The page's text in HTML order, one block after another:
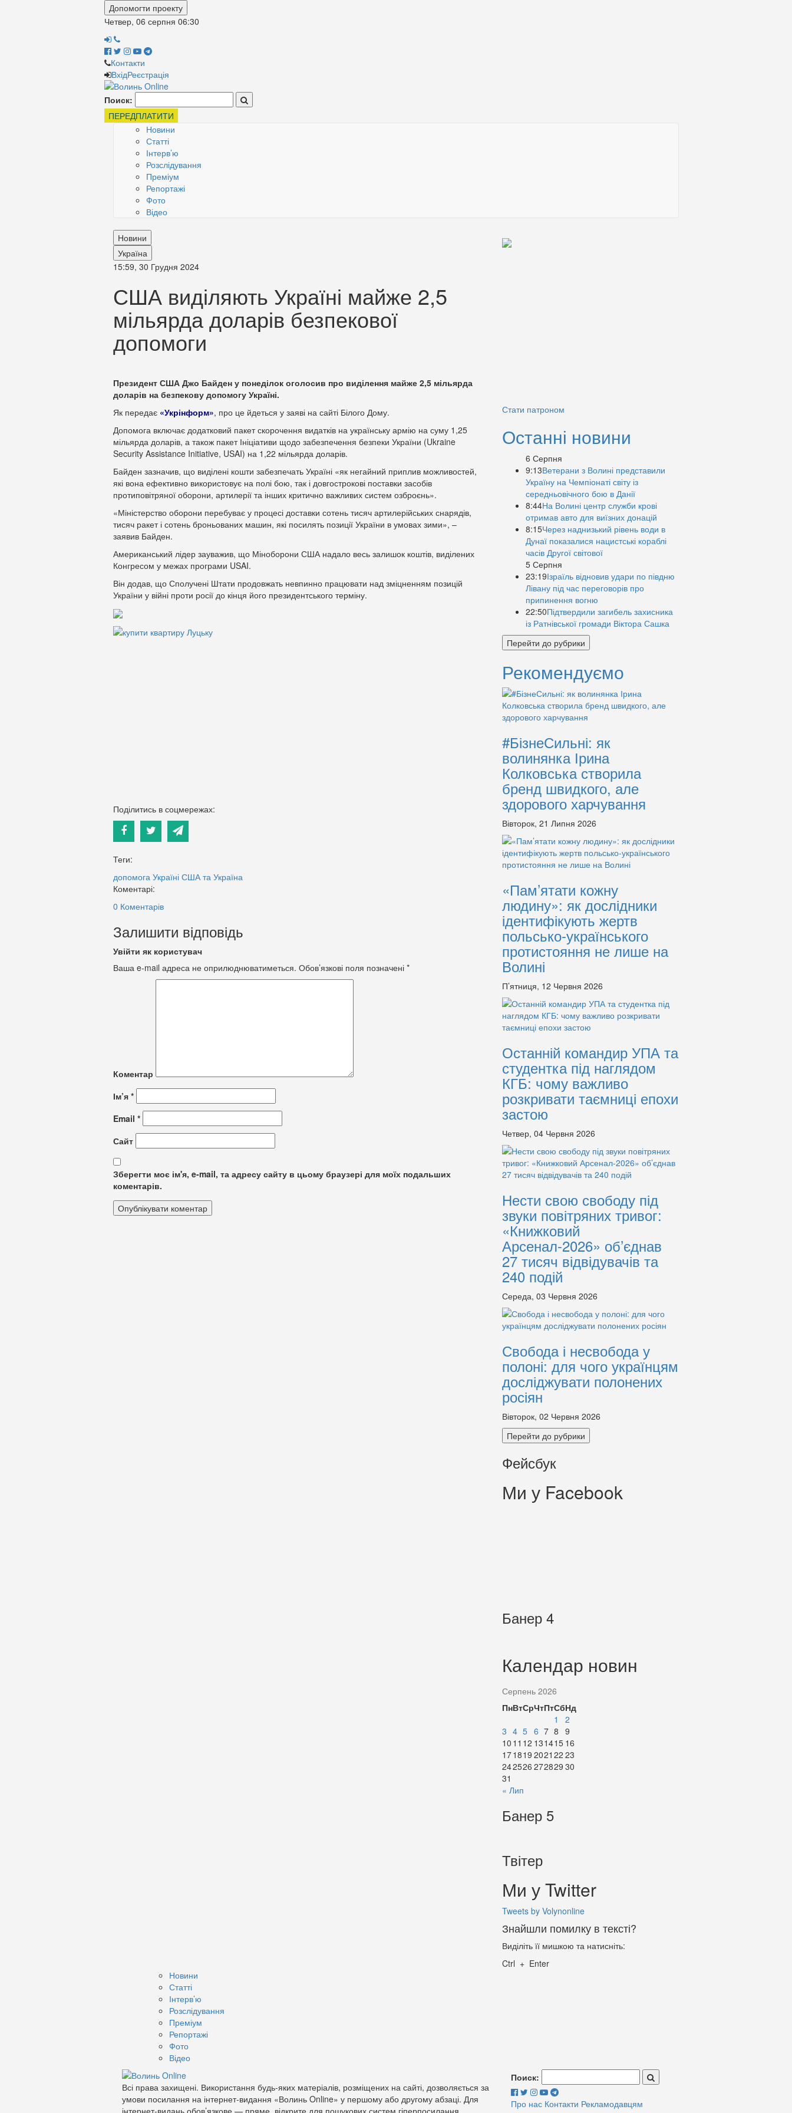
Допомогти проекту
Четвер, 06 серпня 06:30
Контакти
ВхідРеєстрація
Поиск:
ПЕРЕДПЛАТИТИ
Новини
Статті
Інтерв’ю
Розслідування
Преміум
Репортажі
Фото
Відео
Новини
Україна
15:59, 30 Грудня 2024
США виділяють Україні майже 2,5
мільярда доларів безпекової
допомоги
Президент США Джо Байден у понеділок оголосив про виділення майже 2,5 мільярда
доларів на безпекову допомогу Україні.
Як передає «Укрінформ», про це йдеться у заяві на сайті Білого Дому.
Допомога включає додатковий пакет скорочення видатків на українську армію на суму 1,25
мільярда доларів, а також пакет Ініціативи щодо забезпечення безпеки України (Ukraine
Security Assistance Initiative, USAI) на 1,22 мільярда доларів.
Байден зазначив, що виділені кошти забезпечать Україні «як негайний приплив можливостей,
які вона ефективно використовує на полі бою, так і довгострокові поставки засобів
протиповітряної оборони, артилерії та інших критично важливих систем озброєнь».
«Міністерство оборони перебуває у процесі доставки сотень тисяч артилерійських снарядів,
тисяч ракет і сотень броньованих машин, які посилять позиції України в умовах зими», –
заявив Байден.
Американський лідер зауважив, що Міноборони США надало весь залишок коштів, виділених
Конгресом у межах програми USAI.
Він додав, що Сполучені Штати продовжать невпинно працювати над зміцненням позицій
України у війні проти росії до кінця його президентського терміну.
Поділитись в соцмережах:
Теги:
допомога Україні США та Україна
Коментарі:
0 Коментарів
Залишити відповідь
Увійти як користувач
Ваша e-mail адреса не оприлюднюватиметься. Обов’язкові поля позначені *
Коментар
Ім’я *
Email *
Сайт
Зберегти моє ім'я, e-mail, та адресу сайту в цьому браузері для моїх подальших
коментарів.
Стати патроном
Останні новини
6 Серпня
9:13Ветерани з Волині представили
Україну на Чемпіонаті світу із
середньовічного бою в Данії
8:44На Волині центр служби крові
отримав авто для виїзних донацій
8:15Через наднизький рівень води в
Дунаї показалися нацистські кораблі
часів Другої світової
5 Серпня
23:19Ізраїль відновив удари по півдню
Лівану під час переговорів про
припинення вогню
22:50Підтвердили загибель захисника
із Ратнівської громади Віктора Сашка
Перейти до рубрики
Рекомендуємо
#БізнеСильні: як
волинянка Ірина
Колковська створила
бренд швидкого, але
здорового харчування
Вівторок, 21 Липня 2026
«Пам’ятати кожну
людину»: як дослідники
ідентифікують жертв
польсько-українського
протистояння не лише на
Волині
П’ятниця, 12 Червня 2026
Останній командир УПА та
студентка під наглядом
КГБ: чому важливо
розкривати таємниці епохи
застою
Четвер, 04 Червня 2026
Нести свою свободу під
звуки повітряних тривог:
«Книжковий
Арсенал-2026» об’єднав
27 тисяч відвідувачів та
240 подій
Середа, 03 Червня 2026
Свобода і несвобода у
полоні: для чого українцям
досліджувати полонених
росіян
Вівторок, 02 Червня 2026
Перейти до рубрики
Фейсбук
Ми у Facebook
Банер 4
Календар новин
Серпень 2026
ПнВтСрЧтПтСбНд
1
2
3 4 5 6 7 8 9
10 11 12 131415 16
171819 2021 22 23
242526 272829 30
31
« Лип
Банер 5
Твітер
Ми у Twitter
Tweets by Volynonline
Знайшли помилку в тексті?
Виділіть її мишкою та натисніть:
Ctrl + Enter
Новини
Статті
Інтерв’ю
Розслідування
Преміум
Репортажі
Фото
Відео
Всі права захищені. Використання будь-яких матеріалів, розміщених на сайті, дозволяється за
умови посилання на інтернет-видання «Волинь Online» у першому або другому абзаці. Для
Поиск:
Про нас Контакти Рекламодавцям